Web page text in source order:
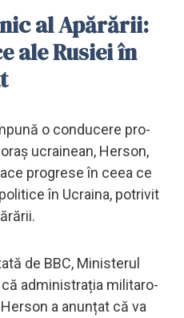
al Apărării:
ale Rusiei în
o conducere pro-
ucrainean, Herson,
progrese în ceea ce
în Ucraina, potrivit
de BBC, Ministerul
administrația militaro-
a anunțat că va